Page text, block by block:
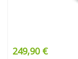
249,90 €